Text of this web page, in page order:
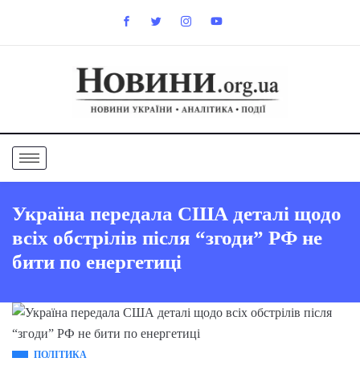
Україна передала США деталі щодо
всіх обстрілів після “згоди” РФ не
бити по енергетиці
ПОЛІТИКА